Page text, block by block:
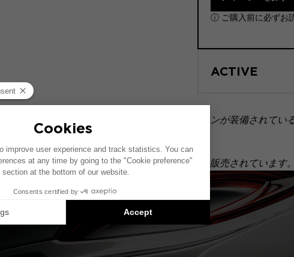
ⓘ ご購入前に必ずお
ACTIVE
成されています。特定のハイファイオプションが装備されてい
の配置が異なることがあります。
提案です。各製品はセットではなく、個別に販売されています。